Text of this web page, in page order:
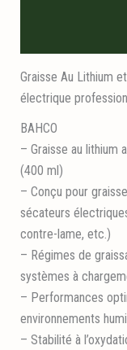
Graisse Au Lithium
électrique
BAHCO
– Graisse au lithium
(400 ml)
– Conçu pour
sécateurs
contre-lame, etc.)
– Régimes de
systèmes à
– Performances
environnements
– Stabilité à